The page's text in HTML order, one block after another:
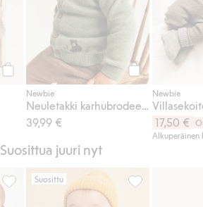
Osta
Newbie
39,99 €
Newbie
17,50 €
Alkuperäinen
Suosittua juuri nyt
Vauvojen ribbileggingsit, Lisää
Suosittu